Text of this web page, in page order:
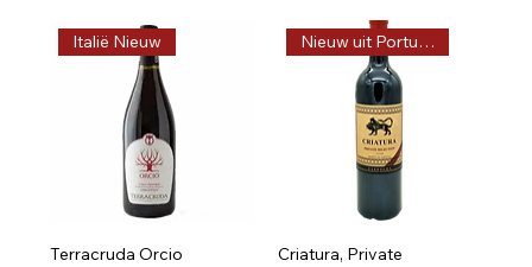
Italië Nieuw
Terracruda Orcio
Nieuw uit Portugal, Vega
Criatura, Private